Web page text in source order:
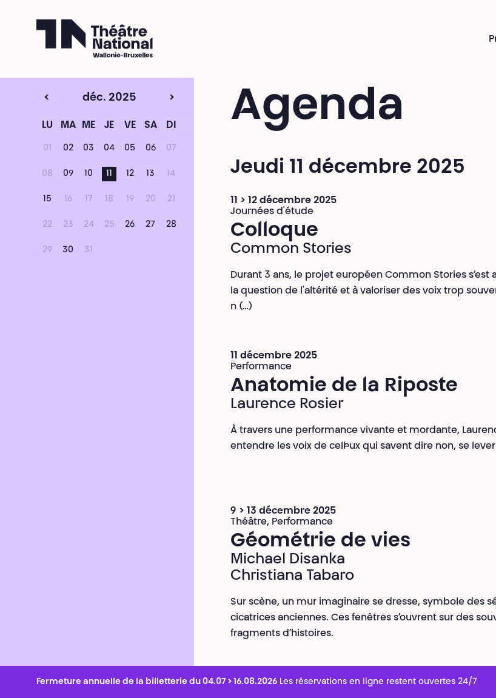
Agenda
< déc. 2025 >
LU MA ME JE VE SA DI
01 02 03 04 05 06 07
08 09 10 11 12 13 14
15 16 17 18 19 20 21
22 23 24 25 26 27 28
29 30 31
Jeudi 11 décembre 2025
11 > 12 décembre 2025
Journées d'étude
Colloque
Common Stories
Durant 3 ans, le projet européen Common Stories s’est
la question de l'altérité et à valoriser des voix trop
n (…)
11 décembre 2025
Performance
Anatomie de la Riposte
Laurence Rosier
À travers une performance vivante et mordante,
entendre les voix de cell·eux qui savent dire non, se
9 > 13 décembre 2025
Théâtre, Performance
Géométrie de vies
Michael Disanka
Christiana Tabaro
Sur scène, un mur imaginaire se dresse, symbole des
cicatrices anciennes. Ces fenêtres s’ouvrent sur des
fragments d’histoires.
Fermeture annuelle de la billetterie du 04.07 > 16.08.2026 Les réservations en ligne restent ouvertes 24/7